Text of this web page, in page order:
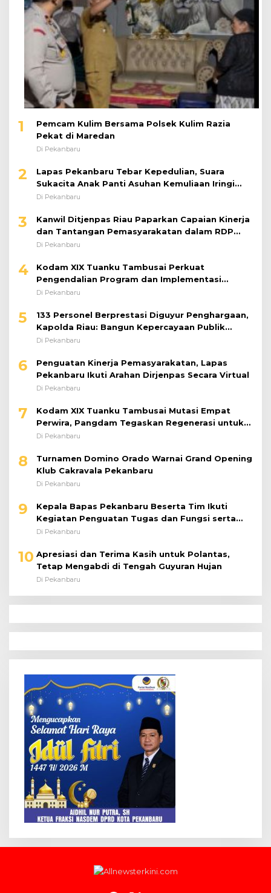
Pemcam Kulim Bersama Polsek Kulim Razia
Pekat di Maredan
Di Pekanbaru
2
Lapas Pekanbaru Tebar Kepedulian, Suara
Sukacita Anak Panti Asuhan Kemuliaan Iringi
Bantuan Sosial
Di Pekanbaru
3
Kanwil Ditjenpas Riau Paparkan Capaian Kinerja
dan Tantangan Pemasyarakatan dalam RDP
Bersama Komisi XIII DPR RI
Di Pekanbaru
4
Kodam XIX Tuanku Tambusai Perkuat
Pengendalian Program dan Implementasi
Doktrin TNI AD
Di Pekanbaru
5
133 Personel Berprestasi Diguyur Penghargaan,
Kapolda Riau: Bangun Kepercayaan Publik
dengan Karya Nyata
Di Pekanbaru
6
Penguatan Kinerja Pemasyarakatan, Lapas
Pekanbaru Ikuti Arahan Dirjenpas Secara Virtual
Di Pekanbaru
7
Kodam XIX Tuanku Tambusai Mutasi Empat
Perwira, Pangdam Tegaskan Regenerasi untuk
Perkuat Kinerja Satuan
Di Pekanbaru
8
Turnamen Domino Orado Warnai Grand Opening
Klub Cakravala Pekanbaru
Di Pekanbaru
9
Kepala Bapas Pekanbaru Beserta Tim Ikuti
Kegiatan Penguatan Tugas dan Fungsi serta
Paparan Penempatan WBP ke Lapas Terbuka
Di Pekanbaru
10
Apresiasi dan Terima Kasih untuk Polantas,
Tetap Mengabdi di Tengah Guyuran Hujan
Di Pekanbaru